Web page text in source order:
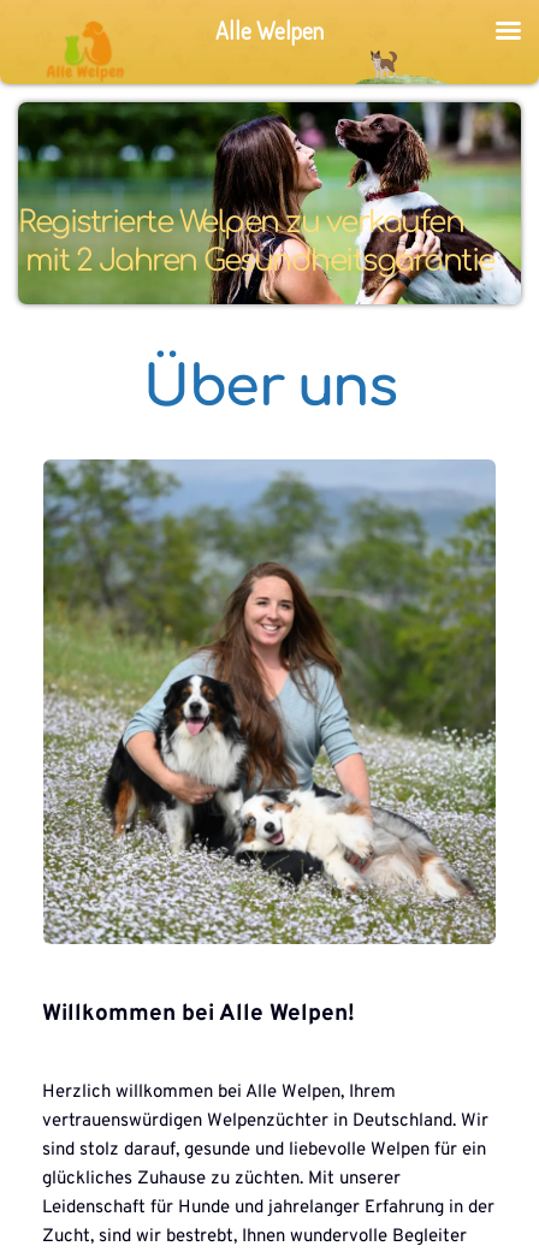
Registrierte Welpen zu verkaufen
mit 2 Jahren Gesundheitsgarantie
Über uns
Willkommen bei Alle Welpen!
Herzlich willkommen bei Alle Welpen, Ihrem
vertrauenswürdigen Welpenzüchter in Deutschland. Wir
sind stolz darauf, gesunde und liebevolle Welpen für ein
glückliches Zuhause zu züchten. Mit unserer
Leidenschaft für Hunde und jahrelanger Erfahrung in der
Zucht, sind wir bestrebt, Ihnen wundervolle Begleiter
Alle Welpen